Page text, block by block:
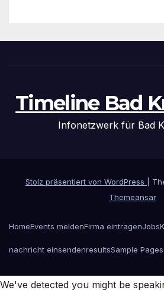
Timeline Bad
Infonetzwerk für Bad
Stolz präsentiert von WordPress
Themeansar
HomeEvents meldenFirma eintragenJobs
nachricht einsendenresultsSample Page
We've detected you might be